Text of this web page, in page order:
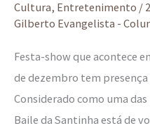
Cultura, Entretenimento /
Gilberto Evangelista -
Festa-show que acontece
de dezembro tem
Considerado como uma
Baile da Santinha está de